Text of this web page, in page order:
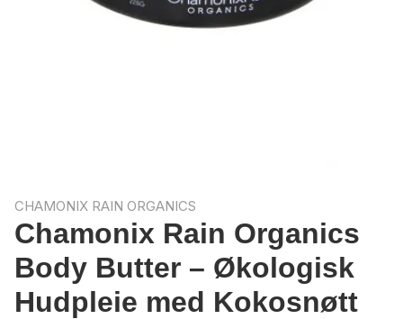
CHAMONIX RAIN ORGANICS
Chamonix Rain Organics
Body Butter – Økologisk
Hudpleie med Kokosnøtt